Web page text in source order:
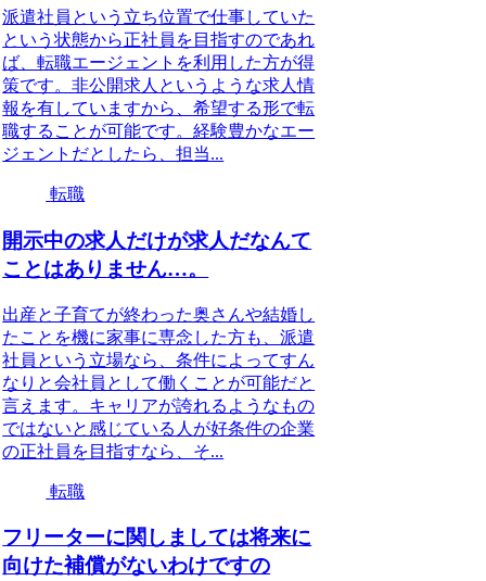
派遣社員という立ち位置で仕事していた
という状態から正社員を目指すのであれ
ば、転職エージェントを利用した方が得
策です。非公開求人というような求人情
報を有していますから、希望する形で転
職することが可能です。経験豊かなエー
ジェントだとしたら、担当...
転職
開示中の求人だけが求人だなんて
ことはありません…。
出産と子育てが終わった奥さんや結婚し
たことを機に家事に専念した方も、派遣
社員という立場なら、条件によってすん
なりと会社員として働くことが可能だと
言えます。キャリアが誇れるようなもの
ではないと感じている人が好条件の企業
の正社員を目指すなら、そ...
転職
フリーターに関しましては将来に
向けた補償がないわけですの